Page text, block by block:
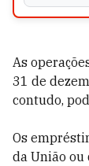
As
31 de
contudo,
Os
da União